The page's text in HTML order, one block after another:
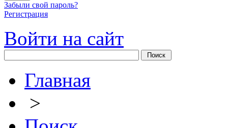
Забыли свой пароль?
Регистрация
Войти на сайт
Главная
>